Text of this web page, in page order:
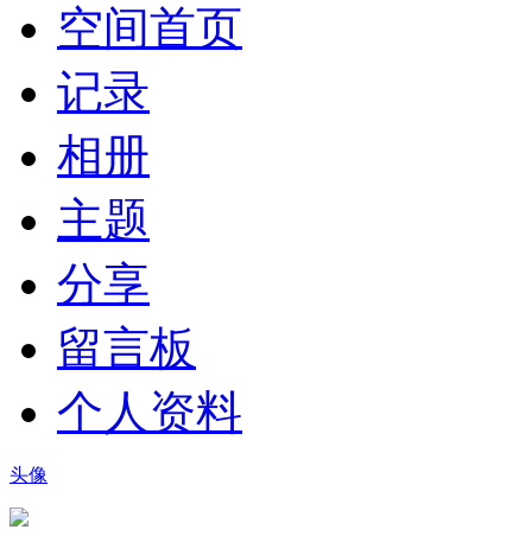
空间首页
记录
相册
主题
分享
留言板
个人资料
头像